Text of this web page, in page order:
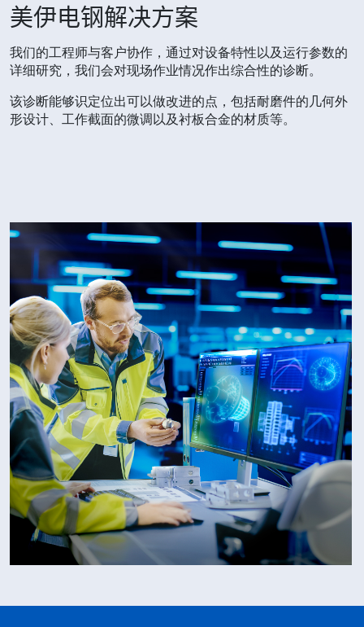
美伊电钢解决方案
我们的工程师与客户协作，通过对设备特性以及运行参数的
详细研究，我们会对现场作业情况作出综合性的诊断。
该诊断能够识定位出可以做改进的点，包括耐磨件的几何外
形设计、工作截面的微调以及衬板合金的材质等。